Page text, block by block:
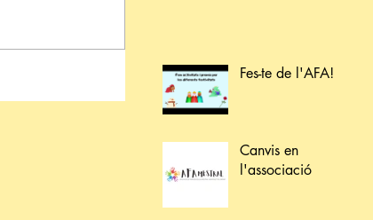
Fes-te de l'AFA!
Canvis en
l'associació